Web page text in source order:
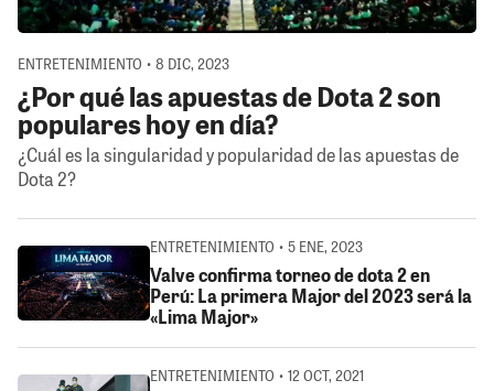
ENTRETENIMIENTO • 8 DIC, 2023
¿Por qué las apuestas de Dota 2 son
populares hoy en día?
¿Cuál es la singularidad y popularidad de las apuestas de
Dota 2?
ENTRETENIMIENTO • 5 ENE, 2023
Valve confirma torneo de dota 2 en
Perú: La primera Major del 2023 será la
«Lima Major»
ENTRETENIMIENTO • 12 OCT, 2021